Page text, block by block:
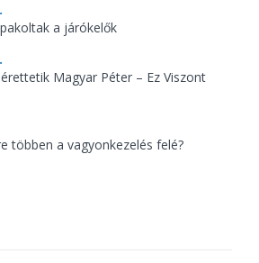
a járókelők
Magyar Péter – Ez Viszont
többen a vagyonkezelés felé?